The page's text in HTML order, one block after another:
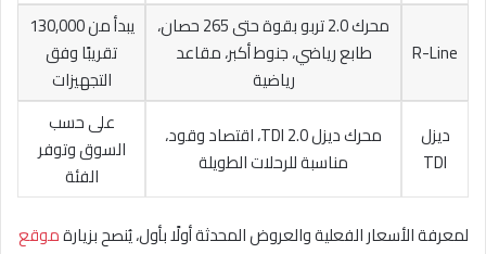
R-Line
محرك 2.0 تربو بقوة حتى 265 حصان،
طابع رياضي، جنوط أكبر، مقاعد
رياضية
يبدأ من 130,000
تقريبًا وفق
التجهيزات
ديزل
TDI
محرك ديزل 2.0 TDI، اقتصاد وقود،
مناسبة للرحلات الطويلة
على حسب
السوق وتوفر
الفئة
لمعرفة الأسعار الفعلية والعروض المحدثة أولًا بأول، يُنصح بزيارةموقع